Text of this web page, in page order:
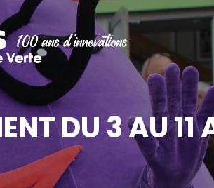
DU 3 AU 11